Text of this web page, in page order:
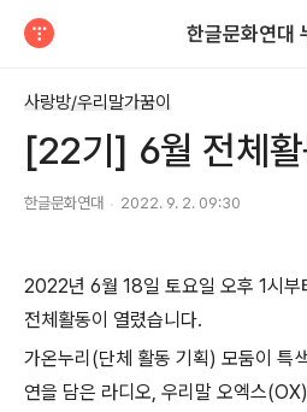
한글문화연대
사랑방/우리말가꿈이
[22기] 6월 전체
한글문화연대 2022. 9. 2. 09:30
2022년 6월 18일 토요일 오후 1시
전체활동이 열렸습니다.
가온누리(단체 활동 기획) 모둠이 특
연을 담은 라디오, 우리말 오엑스